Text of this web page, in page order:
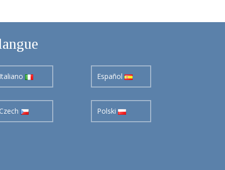
Italiano Español
Czech Polski